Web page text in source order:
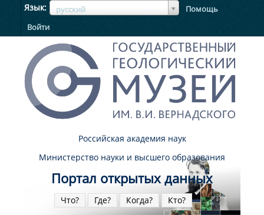
Язык русский
ЯзыкЯзык
Помощь
Войти
Российская академия наук
Министерство науки и высшего образования
Портал открытых данных
Что? Где? Когда? Кто?